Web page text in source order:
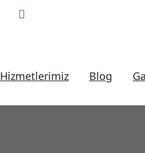
Hizmetlerimiz Blog